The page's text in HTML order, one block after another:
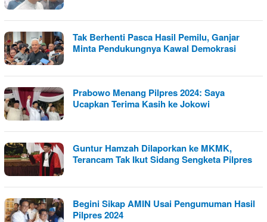
Tak Berhenti Pasca Hasil Pemilu, Ganjar
Minta Pendukungnya Kawal Demokrasi
Prabowo Menang Pilpres 2024: Saya
Ucapkan Terima Kasih ke Jokowi
Guntur Hamzah Dilaporkan ke MKMK,
Terancam Tak Ikut Sidang Sengketa Pilpres
Begini Sikap AMIN Usai Pengumuman Hasil
Pilpres 2024